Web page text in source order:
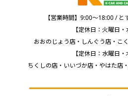
【営業時間】9:00～18:00 /
【定休日：火曜日・
おおのじょう店・しんぐう店・こ
【定休日：水曜日・
ちくしの店・いいづか店・やはた店